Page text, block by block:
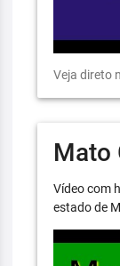
Veja direto
Mato
Vídeo com
estado de